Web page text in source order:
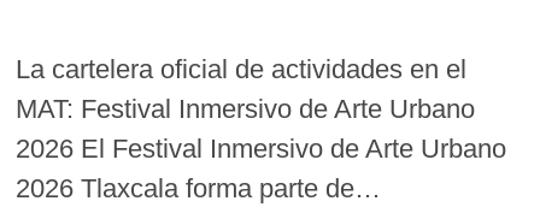
La cartelera oficial de actividades en el
MAT: Festival Inmersivo de Arte Urbano
2026 El Festival Inmersivo de Arte Urbano
2026 Tlaxcala forma parte de…